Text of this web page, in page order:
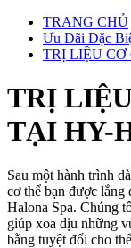
TRANG CHỦ
Ưu Đãi Đặc
TRỊ LIỆU
TRỊ
TẠI HY-
Sau một hành trình
cơ thể bạn được
Halona Spa. Chúng
giúp xoa dịu những
bằng tuyệt đối cho